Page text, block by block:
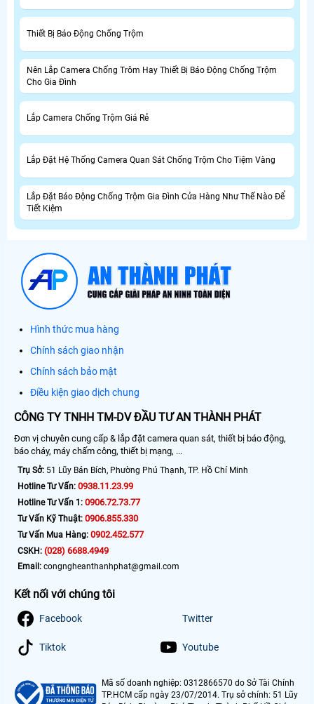
Thiết Bị Báo Động Chống Trộm
Nên Lắp Camera Chống Trôm Hay Thiết Bị Báo Động Chống Trộm
Cho Gia Đình
Lắp Camera Chống Trộm Giá Rẻ
Lắp Đặt Hệ Thống Camera Quan Sát Chống Trộm Cho Tiệm Vàng
Lắp Đặt Báo Động Chống Trộm Gia Đình Cửa Hàng Như Thế Nào Để
Tiết Kiệm
Hình thức mua hàng
Chính sách giao nhận
Chính sách bảo mật
Điều kiện giao dịch chung
CÔNG TY TNHH TM-DV ĐẦU TƯ AN THÀNH PHÁT
Đơn vị chuyên cung cấp & lắp đặt camera quan sát, thiết bị báo động,
báo cháy, máy chấm công, thiết bị mạng, ...
Trụ Sở: 51 Lũy Bán Bích, Phường Phú Thạnh, TP. Hồ Chí Minh
Hotline Tư Vấn: 0938.11.23.99
Hotline Tư Vấn 1: 0906.72.73.77
Tư Vấn Kỹ Thuật: 0906.855.330
Tư Vấn Mua Hàng: 0902.452.577
CSKH: (028) 6688.4949
Email: congngheanthanhphat@gmail.com
Kết nối với chúng tôi
Facebook Twitter
Tiktok Youtube
Mã số doanh nghiệp: 0312866570 do Sở Tài Chính
TP.HCM cấp ngày 23/07/2014. Trụ sở chính: 51 Lũy